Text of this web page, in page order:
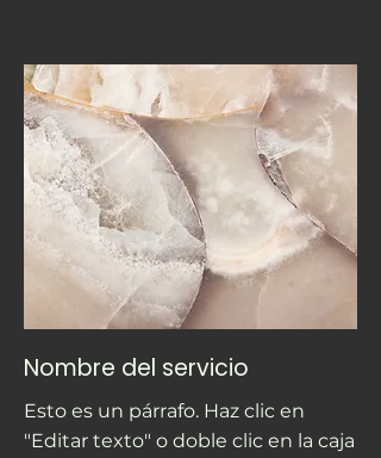
Nombre del servicio
Esto es un párrafo. Haz clic en
"Editar texto" o doble clic en la caja